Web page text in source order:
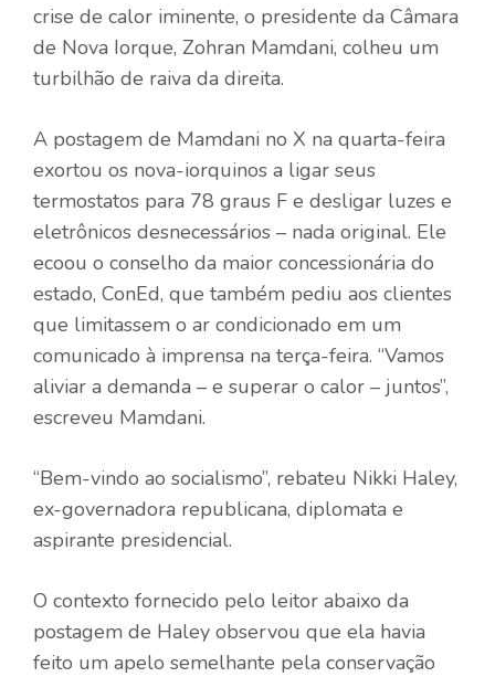
crise de calor iminente, o presidente da Câmara
de Nova Iorque, Zohran Mamdani, colheu um
turbilhão de raiva da direita.
A postagem de Mamdani no X na quarta-feira
exortou os nova-iorquinos a ligar seus
termostatos para 78 graus F e desligar luzes e
eletrônicos desnecessários – nada original. Ele
ecoou o conselho da maior concessionária do
estado, ConEd, que também pediu aos clientes
que limitassem o ar condicionado em um
comunicado à imprensa na terça-feira. “Vamos
aliviar a demanda – e superar o calor – juntos”,
escreveu Mamdani.
“Bem-vindo ao socialismo”, rebateu Nikki Haley,
ex-governadora republicana, diplomata e
aspirante presidencial.
O contexto fornecido pelo leitor abaixo da
postagem de Haley observou que ela havia
feito um apelo semelhante pela conservação